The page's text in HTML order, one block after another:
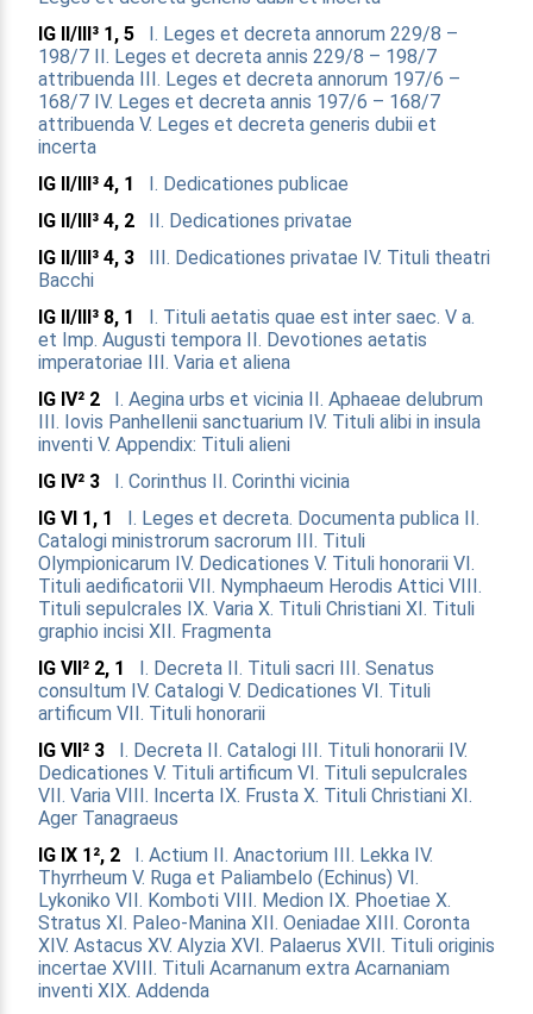
IG II/III³ 1, 5
I. Leges et decreta annorum 229/8 –
198/7 II. Leges et decreta annis 229/8 – 198/7
attribuenda III. Leges et decreta annorum 197/6 –
168/7 IV. Leges et decreta annis 197/6 – 168/7
attribuenda V. Leges et decreta generis dubii et
incerta
IG II/III³ 4, 1
I. Dedicationes publicae
IG II/III³ 4, 2
II. Dedicationes privatae
IG II/III³ 4, 3
III. Dedicationes privatae IV. Tituli theatri
Bacchi
IG II/III³ 8, 1
I. Tituli aetatis quae est inter saec. V a.
et Imp. Augusti tempora II. Devotiones aetatis
imperatoriae III. Varia et aliena
IG IV² 2
I. Aegina urbs et vicinia II. Aphaeae delubrum
III. Iovis Panhellenii sanctuarium IV. Tituli alibi in insula
inventi V. Appendix: Tituli alieni
IG IV² 3
I. Corinthus II. Corinthi vicinia
IG VI 1, 1
I. Leges et decreta. Documenta publica II.
Catalogi ministrorum sacrorum III. Tituli
Olympionicarum IV. Dedicationes V. Tituli honorarii VI.
Tituli aedificatorii VII. Nymphaeum Herodis Attici VIII.
Tituli sepulcrales IX. Varia X. Tituli Christiani XI. Tituli
graphio incisi XII. Fragmenta
IG VII² 2, 1
I. Decreta II. Tituli sacri III. Senatus
consultum IV. Catalogi V. Dedicationes VI. Tituli
artificum VII. Tituli honorarii
IG VII² 3
I. Decreta II. Catalogi III. Tituli honorarii IV.
Dedicationes V. Tituli artificum VI. Tituli sepulcrales
VII. Varia VIII. Incerta IX. Frusta X. Tituli Christiani XI.
Ager Tanagraeus
IG IX 1², 2
I. Actium II. Anactorium III. Lekka IV.
Thyrrheum V. Ruga et Paliambelo (Echinus) VI.
Lykoniko VII. Komboti VIII. Medion IX. Phoetiae X.
Stratus XI. Paleo-Manina XII. Oeniadae XIII. Coronta
XIV. Astacus XV. Alyzia XVI. Palaerus XVII. Tituli originis
incertae XVIII. Tituli Acarnanum extra Acarnaniam
inventi XIX. Addenda